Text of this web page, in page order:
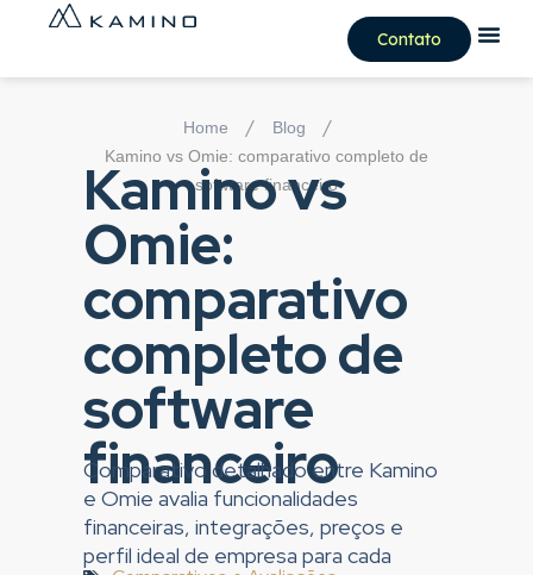
Contato
Home / Blog /
Kamino vs Omie: comparativo completo de
software financeiro
Kamino vs
Omie:
comparativo
completo de
software
financeiro
Comparativo detalhado entre Kamino
e Omie avalia funcionalidades
financeiras, integrações, preços e
perfil ideal de empresa para cada